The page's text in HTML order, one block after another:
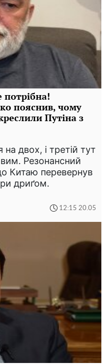
потрібна!
пояснив, чому
Путіна з
на двох, і третій тут
Резонансний
Китаю перевернув
дриґом.
12:15 20.05